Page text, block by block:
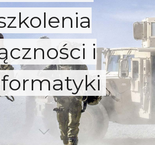
i